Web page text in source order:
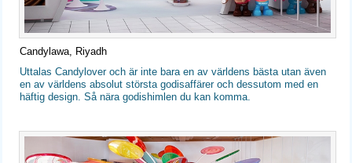
Candylawa, Riyadh
Uttalas Candylover och är inte bara en av världens bästa utan även
en av världens absolut största godisaffärer och dessutom med en
häftig design. Så nära godishimlen du kan komma.